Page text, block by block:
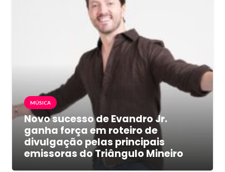
MÚSICA
Novo sucesso de Evandro Jr.
ganha força em roteiro de
divulgação pelas principais
emissoras do Triângulo Mineiro